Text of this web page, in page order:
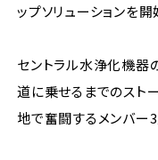
ップソリューションを
セントラル水浄化機器
道に乗せるまでのスト
地で奮闘するメンバー